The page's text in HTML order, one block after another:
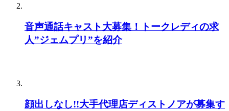
音声通話キャスト大募集！トークレディの求
人”ジェムプリ”を紹介
顔出しなし!!大手代理店ディストノアが募集す